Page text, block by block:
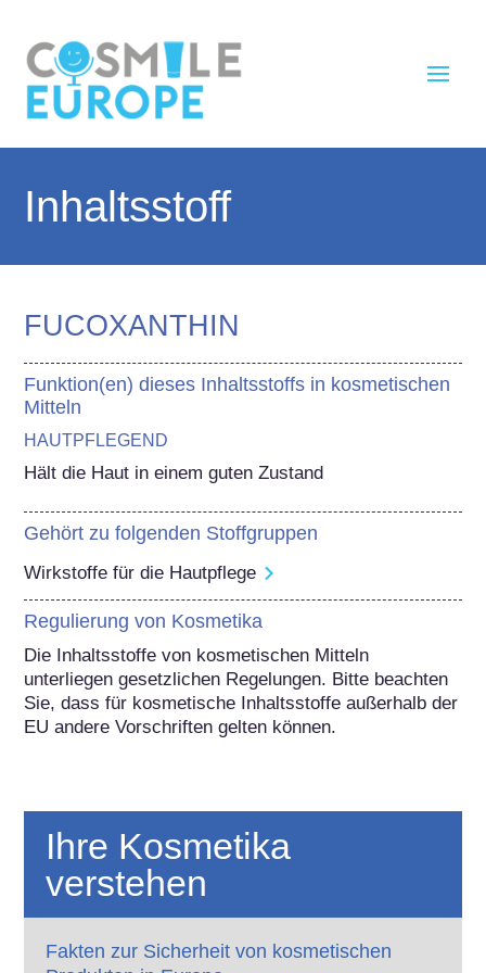
Inhaltsstoff
FUCOXANTHIN
Funktion(en) dieses Inhaltsstoffs in kosmetischen
Mitteln
HAUTPFLEGEND
Hält die Haut in einem guten Zustand
Gehört zu folgenden Stoffgruppen
Wirkstoffe für die Hautpflege
Regulierung von Kosmetika
Die Inhaltsstoffe von kosmetischen Mitteln
unterliegen gesetzlichen Regelungen. Bitte beachten
Sie, dass für kosmetische Inhaltsstoffe außerhalb der
EU andere Vorschriften gelten können.
Ihre Kosmetika
verstehen
Fakten zur Sicherheit von kosmetischen